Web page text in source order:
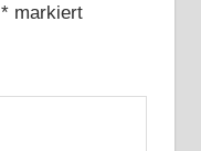
*markiert